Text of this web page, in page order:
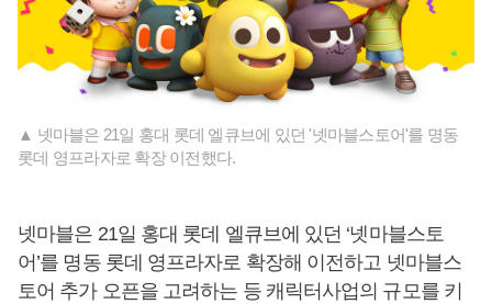
▲ 넷마블은 21일 홍대 롯데 엘큐브에 있던 '넷마블스토어'를 명동
롯데 영프라자로 확장 이전했다.
넷마블은 21일 홍대 롯데 엘큐브에 있던 ‘넷마블스토
어’를 명동 롯데 영프라자로 확장해 이전하고 넷마블스
토어 추가 오픈을 고려하는 등 캐릭터사업의 규모를 키